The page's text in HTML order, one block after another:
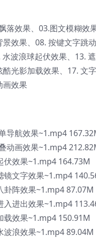
落效果、03.图文模糊
效果、08. 按键文字跳
波浪球起伏效果、13.
光影加载效果、17. 文
画效果
航效果~1.mp4
画效果~1.mp4
效果~1.mp4 164.73M
文字效果~1.mp4
阵效果~1.mp4 87.07M
进出效果~1.mp4
效果~1.mp4 150.91M
浪效果~1.mp4 89.04M